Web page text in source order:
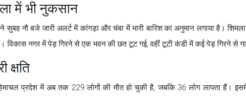
में भी नुकसान
सुबह नौ बजे जारी अलर्ट में कांगड़ा और चंबा में भारी बारिश का अनुमान लगाया है।
विकास नगर में पेड़ गिरने से एक भवन की छत टूट गई, वहीं टूटी कंडी में कई पेड़ गिरने से
क्षति
प्रदेश में अब तक 229 लोगों की मौत हो चुकी है, जबकि 36 लोग लापता हैं।